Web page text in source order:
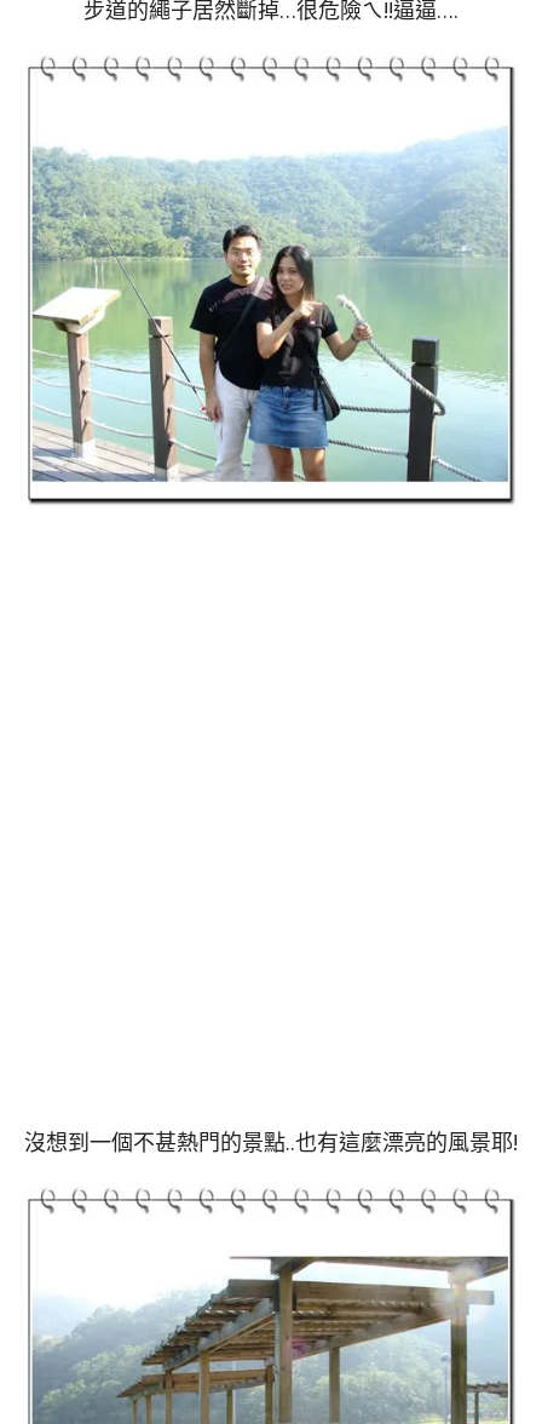
步道的繩子居然斷掉…很危險ㄟ!!逼逼….
沒想到一個不甚熱門的景點..也有這麼漂亮的風景耶!